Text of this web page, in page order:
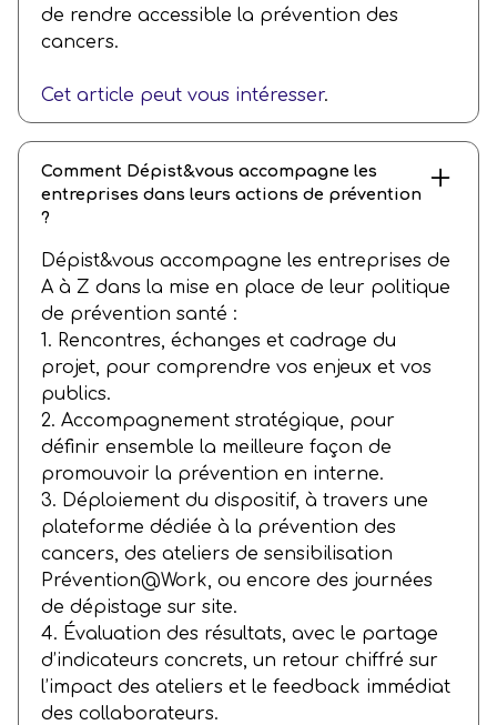
de rendre accessible la prévention des
cancers.
Cet article peut vous intéresser.
Comment Dépist&vous accompagne les
entreprises dans leurs actions de prévention
?
Dépist&vous accompagne les entreprises de
A à Z dans la mise en place de leur politique
de prévention santé :
1. Rencontres, échanges et cadrage du
projet, pour comprendre vos enjeux et vos
publics.
2. Accompagnement stratégique, pour
définir ensemble la meilleure façon de
promouvoir la prévention en interne.
3. Déploiement du dispositif, à travers une
plateforme dédiée à la prévention des
cancers, des ateliers de sensibilisation
Prévention@Work, ou encore des journées
de dépistage sur site.
4. Évaluation des résultats, avec le partage
d’indicateurs concrets, un retour chiffré sur
l’impact des ateliers et le feedback immédiat
des collaborateurs.